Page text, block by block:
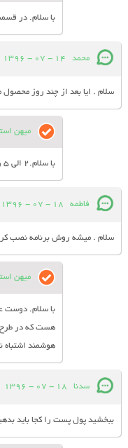
با سلام. در
محمد 14 - 07 - 1396
سلام . ایا بعد از چند روز
میهن
با سلام.2 الی 5 روز کاری پس از سفارش
فاطمه 18 - 07 - 1396
سلام . میشه روش برنامه نصب کرد ایا
میهن
با سلام. دوست
هست که در طرح
هوشمند اشتباه
سدنا 18 - 07 - 1396
ببخشید پول پست را کجا باید